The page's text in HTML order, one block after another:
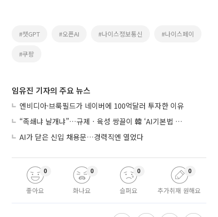
#챗GPT #오픈AI #나이스정보통신 #나이스페이
#쿠팡
임유진 기자의 주요 뉴스
엔비디아·브룩필드가 네이버에 100억달러 투자한 이유
“족쇄냐 날개냐”…규제ㆍ육성 쌍끌이 韓 ‘AI기본법 개정안’ 오늘 시행
AI가 닫은 신입 채용문…경력직엔 열었다
좋아요
0
화나요
0
슬퍼요
0
추가취재 원해요
0